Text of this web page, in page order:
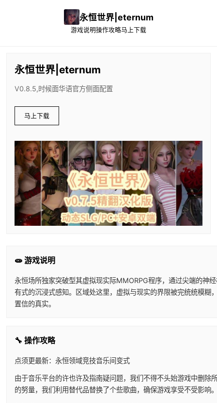
永恒世界|eternum
游戏说明操作攻略马上下载
永恒世界|eternum
V0.8.5,时候面华语官方侧面配置
马上下载
🧫 游戏说明
永恒场所独家突破型其虚拟现实际MMORPG程序，通过尖端的神
有式的沉浸式感知。区域处这里，虚拟与现实的界限被完统统模糊
置信的真实。
🔧 操作攻略
点须更最新：永恒领域竞技音乐间变式
由于音乐平台的许也许及指南疑问题，我们不得不头始游戏中删除
的努量，我们利用替代品替换了个些歌曲，确保游戏享受不受影响